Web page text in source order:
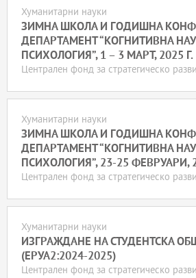
Хуманитарни науки
ЗИМНА ШКОЛА И ГОДИШНА
ДЕПАРТАМЕНТ “КОГНИТИВНА
ПСИХОЛОГИЯ”, 1 – 3 МАРТ, 2025 Г.
Централен фонд за стратегическо
Хуманитарни науки
ЗИМНА ШКОЛА И ГОДИШНА
ДЕПАРТАМЕНТ “КОГНИТИВНА
ПСИХОЛОГИЯ”, 23-25 ФЕВРУАРИ,
Централен фонд за стратегическо
Хуманитарни науки
ИЗГРАЖДАНЕ НА СТУДЕНТСКА
(ЕРУА2:2024-2025)
Централен фонд за стратегическо